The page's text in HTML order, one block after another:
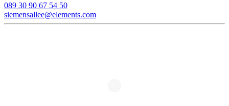
089 30 90 67 54 50
siemensallee@elements.com